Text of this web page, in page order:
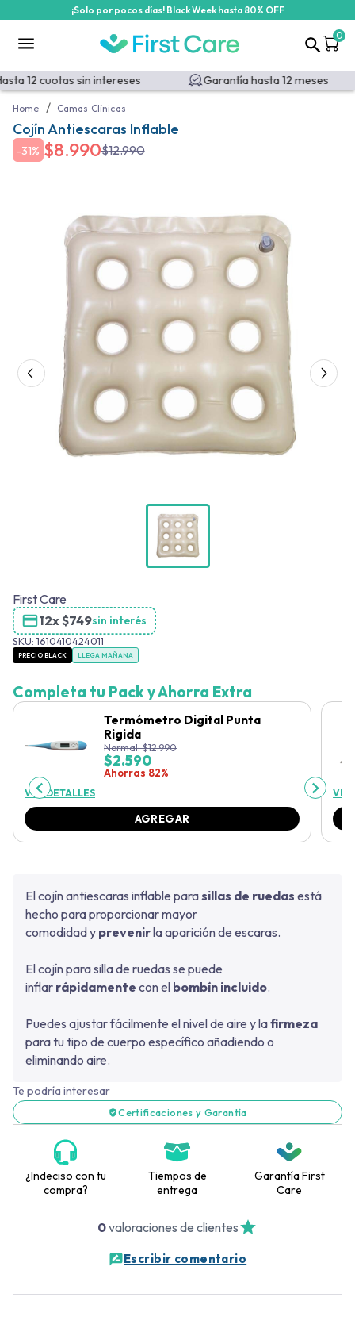
¡Solo por pocos días! Black Week hasta 80% OFF
0
12 cuotas sin intereses Garantía hasta 12 meses
Home / Camas Clínicas
Cojín Antiescaras Inflable
-31% $8.990$12.990
First Care
PRECIO BLACK LLEGA MAÑANA
12x$749sin interés
SKU: 1610410424011
El cojín antiescaras inflable parasillas de ruedas está
hecho para proporcionar mayor
comodidady prevenirla aparición de escaras.
El cojín para silla de ruedas se puede
inflar rápidamente con el bombín incluido.
Puedes ajustar fácilmente el nivel de aire y lafirmeza
para tu tipo de cuerpo específico añadiendo o
eliminando aire.
Completa tu Pack y Ahorra Extra
Termómetro Digital Punta
Rigida
Normal:$12.990
$2.590
Ahorras 82%
VER DETALLES
AGREGAR
VER
Te podría interesar
Certificaciones y Garantía
¿Indeciso con tu
compra?
Tiempos de
entrega
Garantía First
Care
0valoraciones de clientes
Escribir comentario